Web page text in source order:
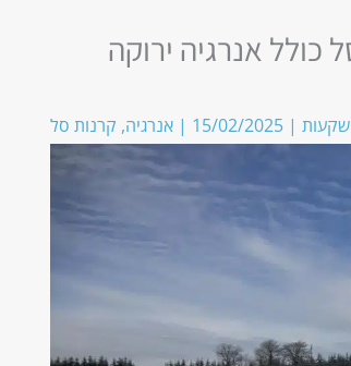
אנרגיה ירוקה
|
15/02/2025
|אנרגיה, קרנות סל